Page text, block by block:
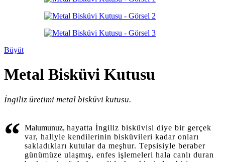
Büyüt
Metal Bisküvi Kutusu
İngiliz üretimi metal bisküvi kutusu.
“ Malumunuz, hayatta İngiliz bisküvisi diye bir gerçek
var, haliyle kendilerinin bisküvileri kadar onları
sakladıkları kutular da meşhur. Tepsisiyle beraber
günümüze ulaşmış, enfes işlemeleri hala canlı duran